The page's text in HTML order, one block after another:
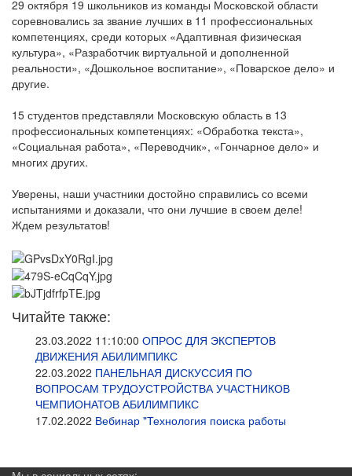
29 октября 19 школьников из команды Московской области
соревновались за звание лучших в 11 профессиональных
компетенциях, среди которых «Адаптивная физическая
культура», «Разработчик виртуальной и дополненной
реальности», «Дошкольное воспитание», «Поварское дело» и
другие.
15 студентов представляли Московскую область в 13
профессиональных компетенциях: «Обработка текста»,
«Социальная работа», «Переводчик», «Гончарное дело» и
многих других.
Уверены, наши участники достойно справились со всеми
испытаниями и доказали, что они лучшие в своем деле!
Ждем результатов!
Читайте также:
23.03.2022 11:10:00 ОПРОС ДЛЯ ЭКСПЕРТОВ
ДВИЖЕНИЯ АБИЛИМПИКС
22.03.2022 ПАНЕЛЬНАЯ ДИСКУССИЯ ПО
ВОПРОСАМ ТРУДОУСТРОЙСТВА УЧАСТНИКОВ
ЧЕМПИОНАТОВ АБИЛИМПИКС
17.02.2022 Вебинар "Технология поиска работы